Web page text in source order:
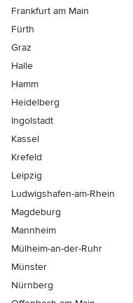
Frankfurt am Main
Fürth
Graz
Halle
Hamm
Heidelberg
Ingolstadt
Kassel
Krefeld
Leipzig
Ludwigshafen-am-Rhein
Magdeburg
Mannheim
Mülheim-an-der-Ruhr
Münster
Nürnberg